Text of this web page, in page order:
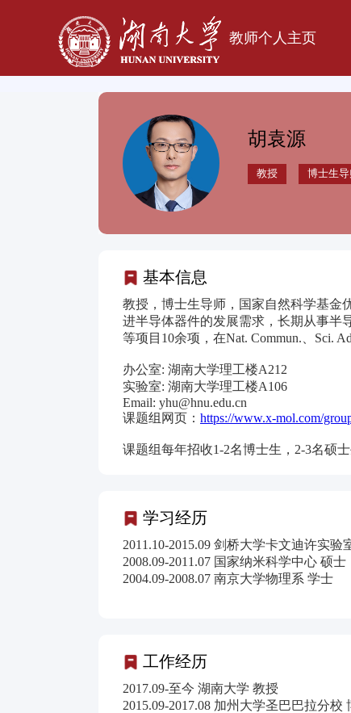
教师个人主页
胡袁源
教授 博士生
基本信息
教授，博士生导师，国家自然科学基金
进半导体器件的发展需求，长期从事半
等项目10余项，在Nat. Commun.、Sci.
办公室: 湖南大学理工楼A212
实验室: 湖南大学理工楼A106
Email: yhu@hnu.edu.cn
课题组网页： https://www.x-mol.com/
课题组每年招收1-2名博士生，2-3名硕
学习经历
2011.10-2015.09 剑桥大学卡文迪许实验
2008.09-2011.07 国家纳米科学中心 硕士
2004.09-2008.07 南京大学物理系 学士
工作经历
2017.09-至今 湖南大学 教授
2015.09-2017.08 加州大学圣巴巴拉分校